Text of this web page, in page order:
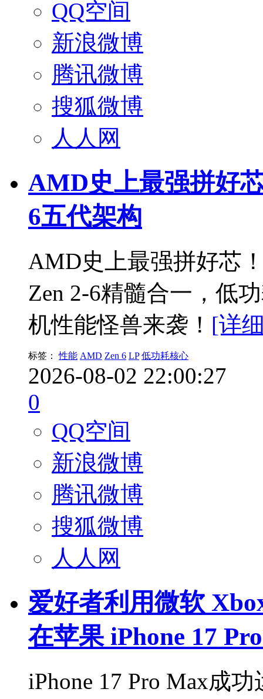
QQ空间
新浪微博
腾讯微博
搜狐微博
人人网
AMD史上最强拼好
6五代架构
AMD史上最强拼好芯
Zen 2-6精髓合一，低
机性能怪兽来袭！ [详
标签： 性能 AMD Zen 6 LP 低功耗核心
2026-08-02 22:00:27
0
QQ空间
新浪微博
腾讯微博
搜狐微博
人人网
爱好者利用微软
在苹果 iPhone 17
iPhone 17 Pro Max成